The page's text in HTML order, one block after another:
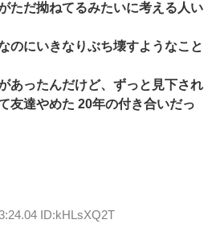
ただ拗ねてるみたいに考える人い
のにいきなりぶち壊すようなこと
あったんだけど、ずっと見下され
友達やめた 20年の付き合いだっ
ID:kHLsXQ2T